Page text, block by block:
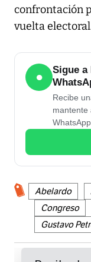
confrontación
vuelta
●
Sigue a
Recibe
mantente
WhatsApp.
Abelardo
Congreso
Gustavo